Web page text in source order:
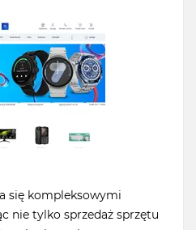
się kompleksowymi
nie tylko sprzedaż sprzętu